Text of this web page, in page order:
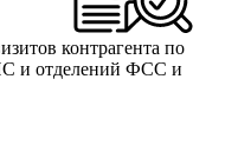
контрагента по
и отделений ФСС и